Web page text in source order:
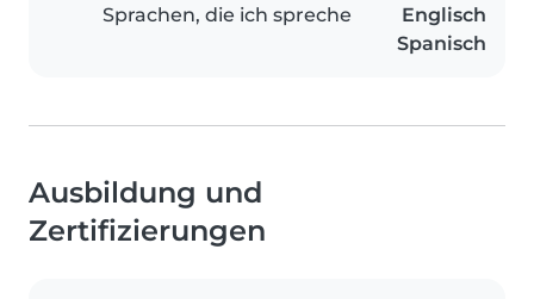
Sprachen, die ich spreche
Englisch
Spanisch
Ausbildung und
Zertifizierungen